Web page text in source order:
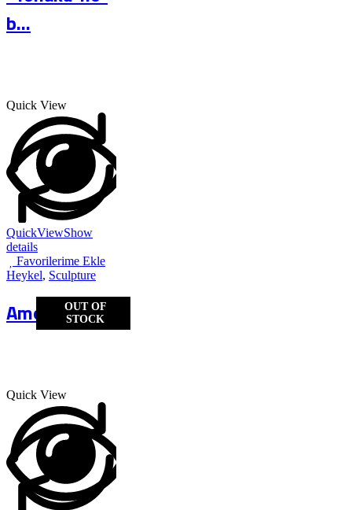
b...
OUT OF
STOCK
Quick View
QuickViewShow
details
Favorilerime Ekle
Heykel, Sculpture
Amor&Amor
Quick View